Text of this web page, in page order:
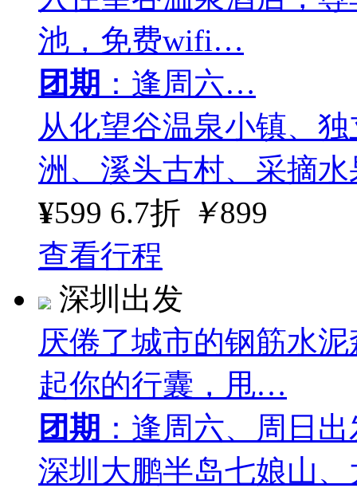
池，免费wifi…
团期 ：逢周六…
从化望谷温泉小镇、
洲、溪头古村、采摘
¥599 6.7折 ￥899
查看行程
深圳出发
厌倦了城市的钢筋水
起你的行囊，甩…
团期 ：逢周六、周日
深圳大鹏半岛七娘山